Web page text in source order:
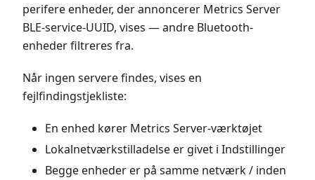
perifere enheder, der annoncerer Metrics Server
BLE-service-UUID, vises — andre Bluetooth-
enheder filtreres fra.
Når ingen servere findes, vises en
fejlfindingstjekliste:
En enhed kører Metrics Server-værktøjet
Lokalnetværkstilladelse er givet i Indstillinger
Begge enheder er på samme netværk / inden